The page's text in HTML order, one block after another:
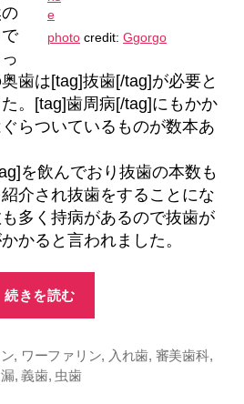
photo credit: Ggorgo
歯は[tag]抜歯[/tag]が必要と
。[tag]歯周病[/tag]にもかか
らついているものが数本あ
を飲んでおり抜歯の本数も
介され抜歯をすることにな
多く持病があるので抜歯が
かると言われました。
続きを読む
療
, ワーファリン, 入れ歯, 審美歯科,
,義歯, 虫歯